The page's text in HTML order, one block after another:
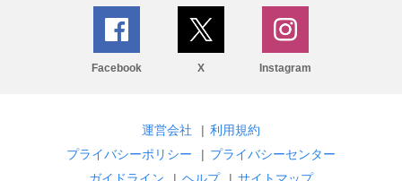
Facebook X Instagram
運営会社 | 利用規約
プライバシーポリシー
| プライバシーセンター